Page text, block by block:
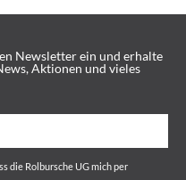
Newsletter ein und erhalte
Aktionen und vieles
die Rolbursche UG mich per